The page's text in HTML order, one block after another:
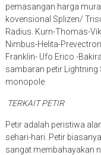
pemasangan harga
kovensional Splizen/
Radius. Kurn-Thomas-
Nimbus-Helita-
Franklin- Ufo Erico -
sambaran petir Lightning
monopole
TERKAIT PETIR
Petir adalah peristiwa
sehari-hari. Petir
sangat membahayakan